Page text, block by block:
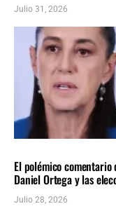
Julio 31, 2026
El polémico
Daniel Ortega y las
Julio 28, 2026